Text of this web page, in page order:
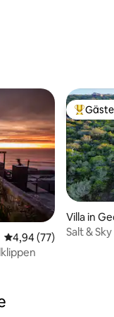
Durchschnittliche
4,94 (77)
Villa in
Salt &